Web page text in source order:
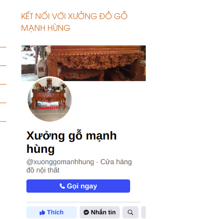
KẾT NỐI VỚI XƯỞNG ĐỒ GỖ
MẠNH HÙNG